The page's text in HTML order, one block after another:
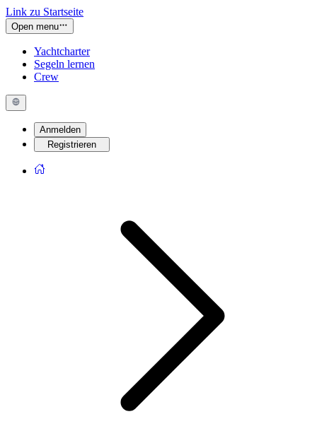
Link zu Startseite
Open menu
Yachtcharter
Segeln lernen
Crew
Anmelden
Registrieren